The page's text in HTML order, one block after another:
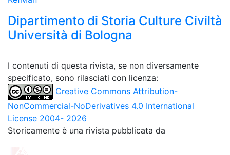
Dipartimento di Storia Culture Civiltà
Università di Bologna
I contenuti di questa rivista, se non diversamente
specificato, sono rilasciati con licenza:
Creative Commons Attribution-
NonCommercial-NoDerivatives 4.0 International
License 2004- 2026
Storicamente è una rivista pubblicata da